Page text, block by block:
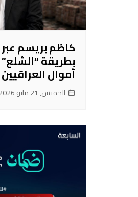
كاظم بريسم
أموال العراقيين
الخميس, 21 مايو 2026, 23:15